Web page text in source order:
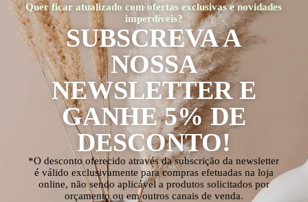
Quer ficar atualizado com ofertas exclusivas e novidades
imperdíveis?
SUBSCREVA A
NOSSA
NEWSLETTER E
GANHE 5% DE
DESCONTO!
*O desconto oferecido através da subscrição da newsletter
é válido exclusivamente para compras efetuadas na loja
online, não sendo aplicável a produtos solicitados por
orçamento ou em outros canais de venda.